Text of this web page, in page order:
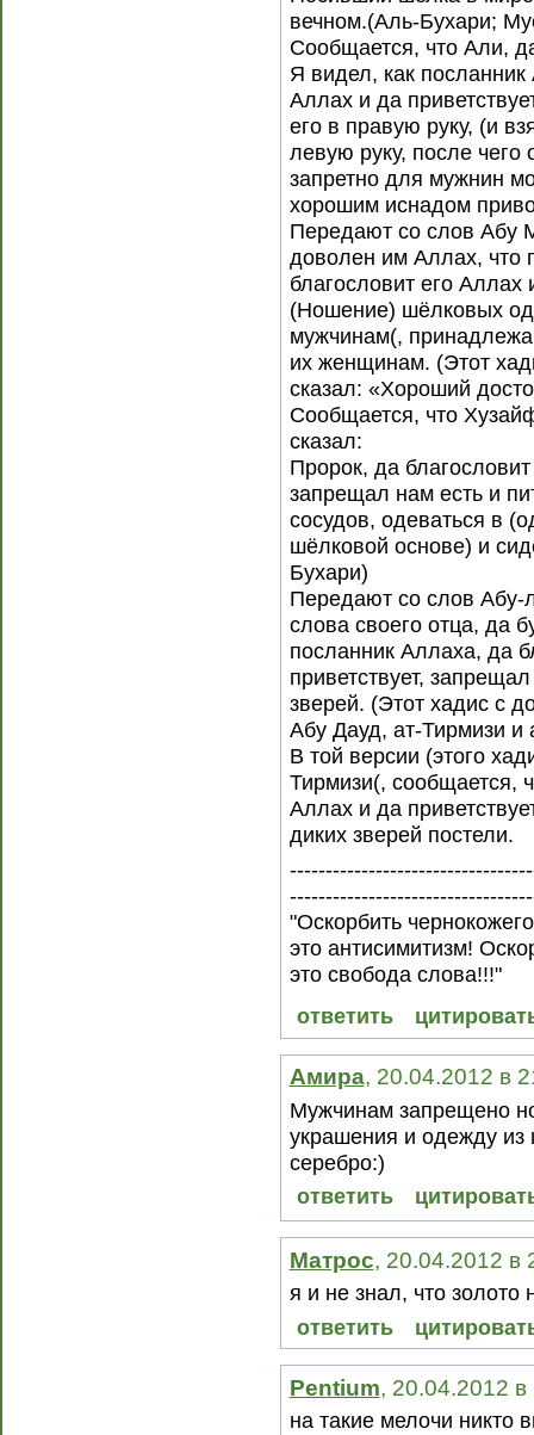
вечном.(Аль-Бухари;
Сообщается, что Али,
Я видел, как
Аллах и да
его в правую руку, (и
левую руку, после чего
запретно для мужнин
хорошим иснадом
Передают со слов Абу
доволен им Аллах, что
благословит его Аллах
(Ношение) шёлковых
мужчинам(,
их женщинам. (Этот
сказал: «Хороший
Сообщается, что
сказал:
Пророк, да
запрещал нам есть и
сосудов, одеваться в
шёлковой основе) и
Бухари)
Передают со слов
слова своего отца, да
посланник Аллаха, да
приветствует,
зверей. (Этот хадис с
Абу Дауд, ат-Тирмизи и
В той версии (этого
Тирмизи(, сообщается,
Аллах и да
диких зверей постели.
"Оскорбить
это антисимитизм!
это свобода слова!!!"
ответить
Амира, 20.04.2012 в
Мужчинам запрещено
украшения и одежду
серебро:)
ответить
Матрос, 20.04.2012 в
я и не знал, что золото
ответить
Pentium, 20.04.2012
на такие мелочи никто